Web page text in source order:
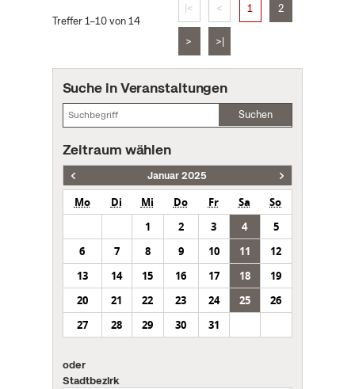
Treffer 1–10 von 14
|< < 1 2
> >|
Suche in Veranstaltungen
Suchen
Zeitraum wählen
Januar 2025
Mo Di Mi Do Fr Sa
So
1
2 3 4
5
6
7 8 9 10 11
12
13
14 15 16 17 18
19
20
21 22 23 24 25
26
27
28 29 30 31
oder
Stadtbezirk